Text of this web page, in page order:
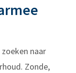
naar
Zonde,